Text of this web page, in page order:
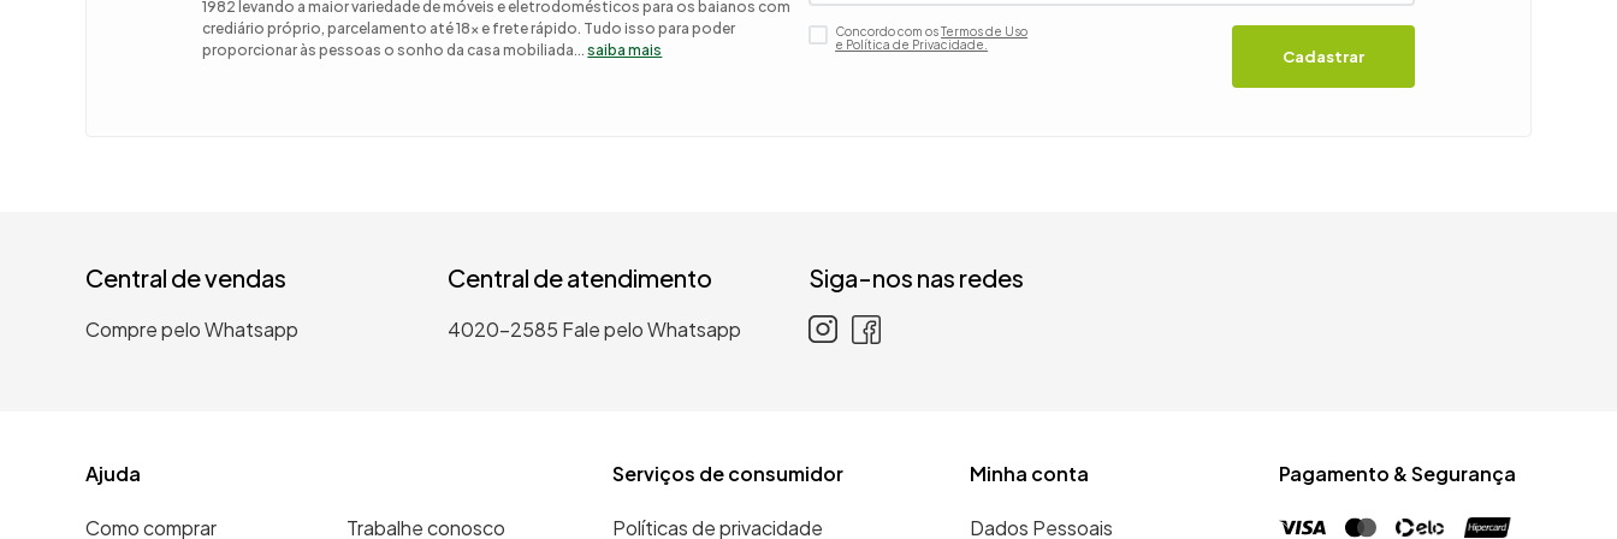
1982 levando a maior variedade de móveis e eletrodomésticos para os baianos com
crediário próprio, parcelamento até 18x e frete rápido. Tudo isso para poder
proporcionar às pessoas o sonho da casa mobiliada...saiba mais
Concordo com osTermos de Uso
e Política de Privacidade.
Cadastrar
Central de vendas
Compre pelo Whatsapp
Central de atendimento
4020-2585 Fale pelo Whatsapp
Siga-nos nas redes
Ajuda
Como comprar Trabalhe conosco
Serviços de consumidor
Políticas de privacidade
Minha conta
Dados Pessoais
Pagamento & Segurança
9º
guarda roupa casal